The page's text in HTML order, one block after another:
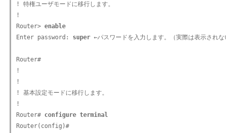
! 特権ユーザモードに移行します。
!
Router> enable
Enter password: super ←パスワードを入力します。（実際は表示されな
Router#
!
!
! 基本設定モードに移行します。
!
Router# configure terminal
Router(config)#